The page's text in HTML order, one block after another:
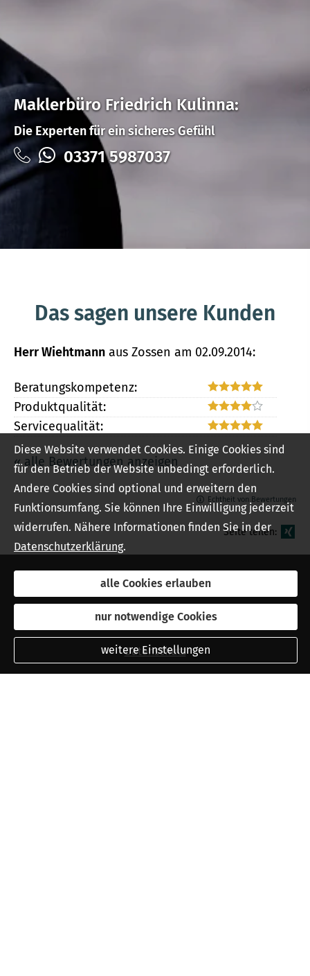
Maklerbüro Friedrich Kulinna:
Die Experten für ein sicheres Gefühl
03371 5987037
Das sagen unsere Kunden
Herr Wiehtmann aus Zossen am 02.09.2014:
Beratungskompetenz:
Produktqualität:
Servicequalität:
« alle Bewertungen anzeigen
Echtheit von Bewertungen
Seite teilen:
Impressum
Rechtliche Hinweise
Datenschutz
Diese Website verwendet Cookies. Einige Cookies sind
für den Betrieb der Website unbedingt erforderlich.
Andere Cookies sind optional und erweitern den
Funktionsumfang. Sie können Ihre Einwilligung jederzeit
widerrufen. Nähere Informationen finden Sie in der
Datenschutzerklärung.
alle Cookies erlauben
nur notwendige Cookies
weitere Einstellungen